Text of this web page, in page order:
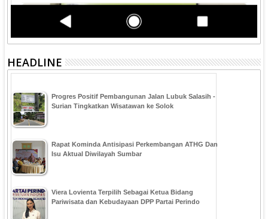
HEADLINE
Progres Positif Pembangunan Jalan Lubuk Salasih -
Surian Tingkatkan Wisatawan ke Solok
Rapat Kominda Antisipasi Perkembangan ATHG Dan
Isu Aktual Diwilayah Sumbar
Viera Lovienta Terpilih Sebagai Ketua Bidang
Pariwisata dan Kebudayaan DPP Partai Perindo